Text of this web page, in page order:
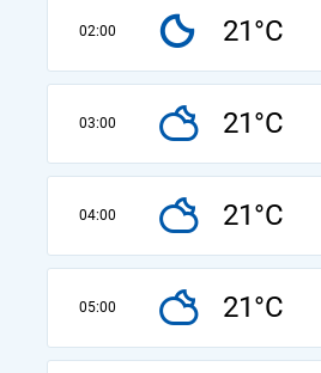
02:00 21°C
03:00 21°C
04:00 21°C
05:00 21°C